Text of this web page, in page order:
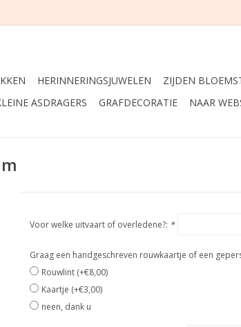
HERINNERINGSJUWELEN ZIJDEN
ASDRAGERS GRAFDECORATIE NAAR
Voor welke uitvaart of overledene?: *
Graag een handgeschreven rouwkaartje of een
Rouwlint (+€8,00)
Kaartje (+€3,00)
neen, dank u